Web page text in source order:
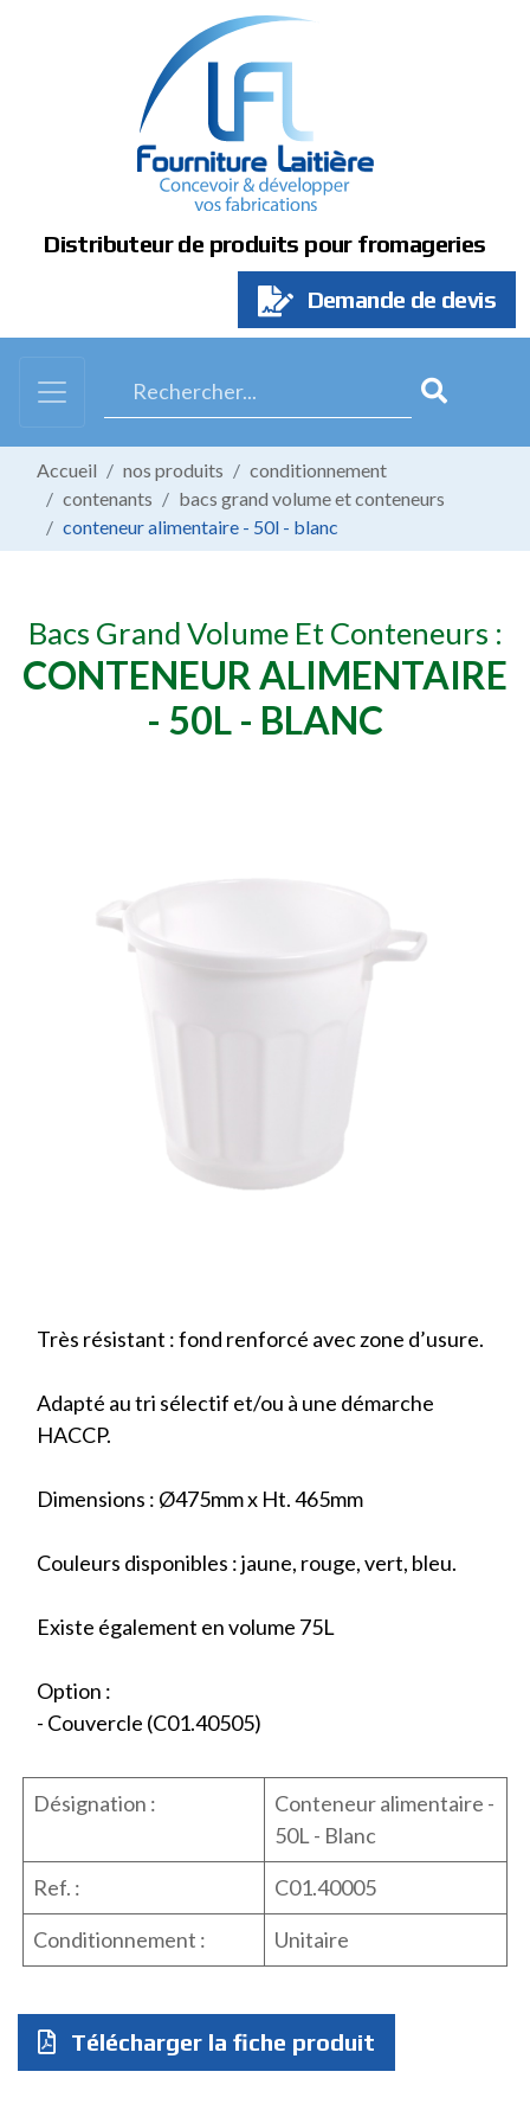
Distributeur de produits pour fromageries
Demande de devis
Accueil nos produits
conditionnement
contenants
bacs grand volume et conteneurs
conteneur alimentaire - 50l - blanc
Bacs Grand Volume Et Conteneurs :
CONTENEUR ALIMENTAIRE
- 50L - BLANC
Très résistant : fond renforcé avec zone d’usure.
Adapté au tri sélectif et/ou à une démarche
HACCP.
Dimensions : Ø475mm x Ht. 465mm
Couleurs disponibles : jaune, rouge, vert, bleu.
Existe également en volume 75L
Option :
- Couvercle (C01.40505)
Désignation :
Conteneur alimentaire -
50L - Blanc
Ref. :
C01.40005
Conditionnement :
Unitaire
Télécharger la fiche produit
Panneau de gestion des cookies